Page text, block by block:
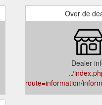
Over de
Dealer
../
route=information/